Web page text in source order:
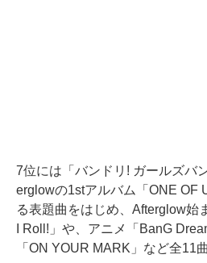
7位には「バンドリ! ガールズバ
erglowの1stアルバム「ONE OF
る表題曲をはじめ、Afterglow始
I Roll!」や、アニメ「BanG
「ON YOUR MARK」など全11